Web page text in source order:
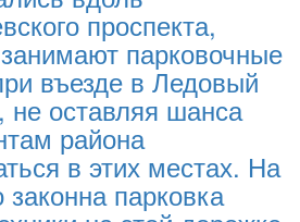
проспекта,
парковочные
въезде в Ледовый
не оставляя шанса
района
в этих местах. На
законна парковка